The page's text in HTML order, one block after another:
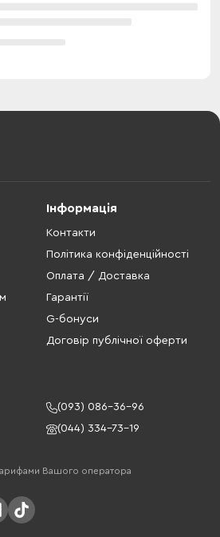
Інформація
Контакти
Політика конфіденційності
Оплата / Доставка
Гарантії
G-бонуси
Договір публічної оферти
(093) 086-36-96
(044) 334-73-19
тарифами Вашого оператора